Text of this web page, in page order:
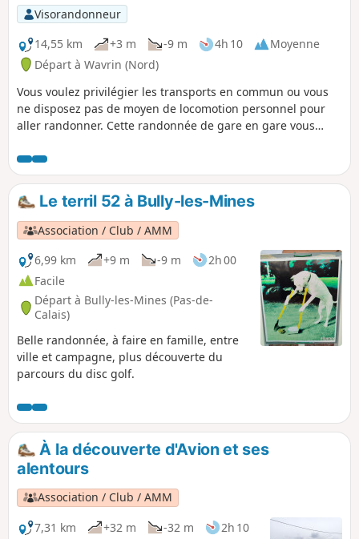
Visorandonneur
14,55 km
+3 m -9 m 4h 10
Moyenne
Départ à Wavrin (Nord)
Vous voulez privilégier les transports en commun ou vous
ne disposez pas de moyen de locomotion personnel pour
aller randonner. Cette randonnée de gare en gare vous
espaces naturels du Parc de la Deûle. En partant de la gare
de Wavrin, vous pourrez ainsi parcourir le site des
Ansereuilles, longer le canal de la Deûle de près ou de loin,
et terminer par la visite du Parc de La Louvière avant de
rejoindre la gare de Don-Sainghin.
Le terril 52 à Bully-les-Mines
Association / Club / AMM
6,99 km
+9 m -9 m
2h 00
Facile
Départ à Bully-les-Mines (Pas-de-
Calais)
Belle randonnée, à faire en famille, entre
ville et campagne, plus découverte du
parcours du disc golf.
À la découverte d'Avion et ses
alentours
Association / Club / AMM
7,31 km
+32 m -32 m
2h 10